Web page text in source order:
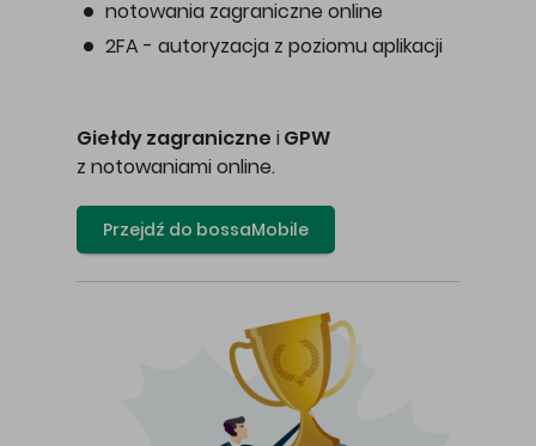
notowania zagraniczne online
2FA - autoryzacja z poziomu aplikacji
Giełdy zagraniczne i GPW
z notowaniami online.
Przejdź do bossaMobile